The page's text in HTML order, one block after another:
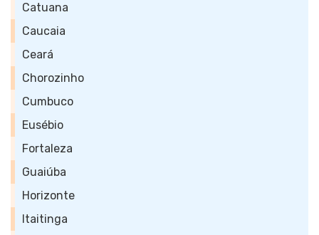
Catuana
Caucaia
Ceará
Chorozinho
Cumbuco
Eusébio
Fortaleza
Guaiúba
Horizonte
Itaitinga